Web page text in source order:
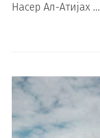
Насер Ал-Атијах …